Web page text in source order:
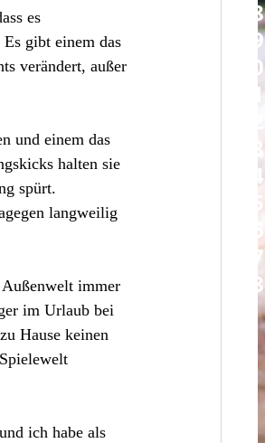
es
gibt einem das
verändert, außer
und einem das
halten sie
spürt.
langweilig
immer
im Urlaub bei
Hause keinen
ich habe als